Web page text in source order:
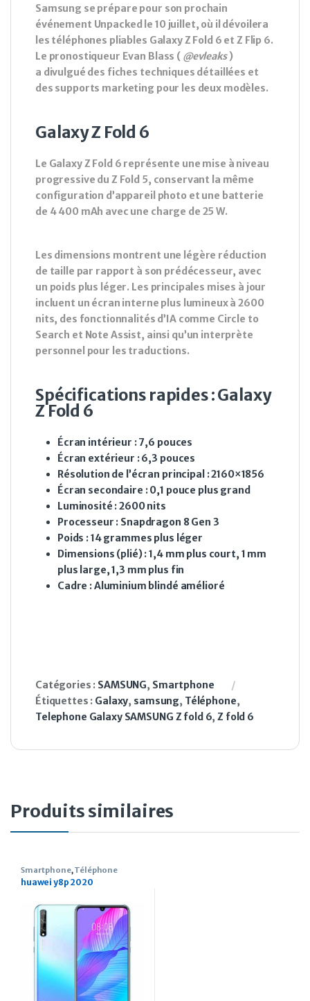
Samsung se prépare pour son prochain
événement Unpacked le 10 juillet, où il dévoilera
les téléphones pliables Galaxy Z Fold 6 et Z Flip 6.
Le pronostiqueur Evan Blass ( @evleaks)
a divulgué des fiches techniques détaillées et
des supports marketing pour les deux modèles.
Galaxy Z Fold 6
Le Galaxy Z Fold 6 représente une mise à niveau
progressive du Z Fold 5, conservant la même
configuration d’appareil photo et une batterie
de 4 400 mAh avec une charge de 25 W.
Les dimensions montrent une légère réduction
de taille par rapport à son prédécesseur, avec
un poids plus léger. Les principales mises à jour
incluent un écran interne plus lumineux à 2600
nits, des fonctionnalités d’IA comme Circle to
Search et Note Assist, ainsi qu’un interprète
personnel pour les traductions.
Spécifications rapides : Galaxy
Z Fold 6
Écran intérieur : 7,6 pouces
Écran extérieur : 6,3 pouces
Résolution de l’écran principal : 2160×1856
Écran secondaire : 0,1 pouce plus grand
Luminosité : 2600 nits
Processeur : Snapdragon 8 Gen 3
Poids : 14 grammes plus léger
Dimensions (plié) : 1,4 mm plus court, 1 mm
plus large, 1,3 mm plus fin
Cadre : Aluminium blindé amélioré
Catégories : SAMSUNG, Smartphone
Étiquettes : Galaxy, samsung, Téléphone,
Telephone Galaxy SAMSUNG Z fold 6,Z fold 6
Produits similaires
Smartphone, Téléphone
huawei y8p 2020